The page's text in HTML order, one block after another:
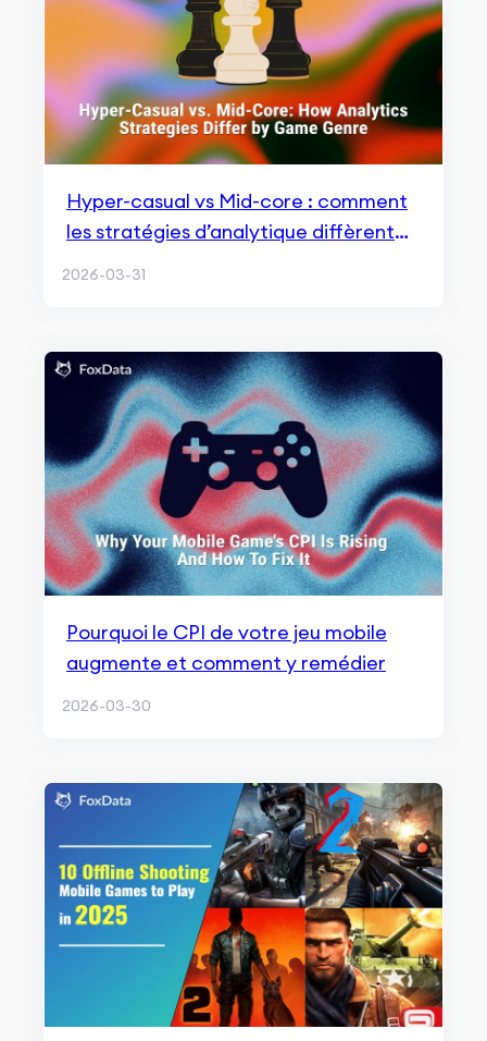
Hyper-casual vs Mid-core : comment
les stratégies d’analytique diffèrent
2026-03-31
Pourquoi le CPI de votre jeu mobile
augmente et comment y remédier
2026-03-30